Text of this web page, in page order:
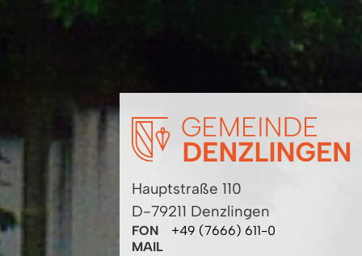
Hauptstraße 110
D-79211 Denzlingen
FON
+49 (7666) 611-0
MAIL